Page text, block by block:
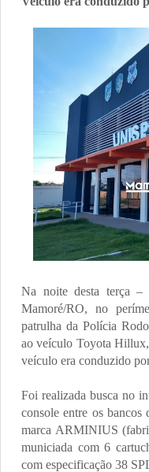
Na noite desta terça
Mamoré/RO, no
patrulha da Polícia
ao veículo Toyota
veículo era conduzido
Foi realizada busca no
console entre os
marca ARMINIUS
municiada com 6
com especificação 38